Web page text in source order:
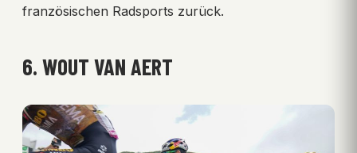
französischen Radsports zurück.
6. WOUT VAN AERT